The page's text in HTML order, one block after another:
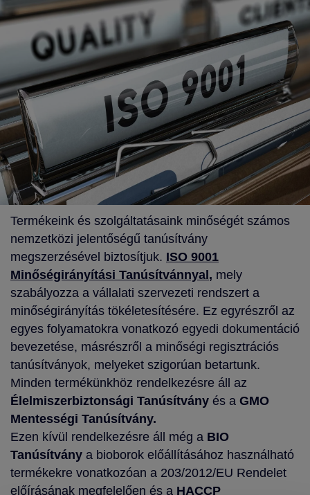
Termékeink és szolgáltatásaink minőségét számos
nemzetközi jelentőségű tanúsítvány
megszerzésével biztosítjuk. ISO 9001
Minőségirányítási Tanúsítvánnyal, mely
szabályozza a vállalati szervezeti rendszert a
minőségirányítás tökéletesítésére. Ez egyrészről az
egyes folyamatokra vonatkozó egyedi dokumentáció
bevezetése, másrészről a minőségi regisztrációs
tanúsítványok, melyeket szigorúan betartunk.
Minden termékünkhöz rendelkezésre áll az
Élelmiszerbiztonsági Tanúsítvány és a GMO
Mentességi Tanúsítvány.
Ezen kívül rendelkezésre áll még a BIO
Tanúsítvány a bioborok előállításához használható
termékekre vonatkozóan a 203/2012/EU Rendelet
előírásának megfelelően és a HACCP